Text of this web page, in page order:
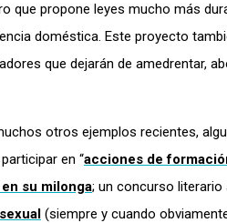
que propone leyes mucho más
doméstica. Este proyecto
que dejarán de amedrentar,
otros ejemplos recientes,
en “acciones de
su milonga; un concurso
(siempre y cuando